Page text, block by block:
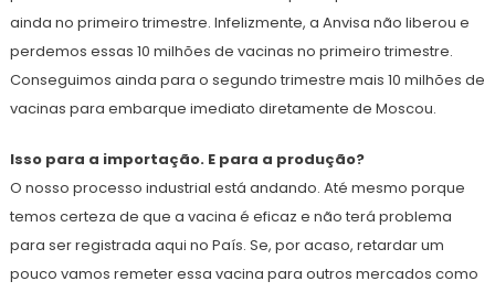
ainda no primeiro trimestre. Infelizmente, a Anvisa não liberou e
perdemos essas 10 milhões de vacinas no primeiro trimestre.
Conseguimos ainda para o segundo trimestre mais 10 milhões de
vacinas para embarque imediato diretamente de Moscou.
Isso para a importação. E para a produção?
O nosso processo industrial está andando. Até mesmo porque
temos certeza de que a vacina é eficaz e não terá problema
para ser registrada aqui no País. Se, por acaso, retardar um
pouco vamos remeter essa vacina para outros mercados como